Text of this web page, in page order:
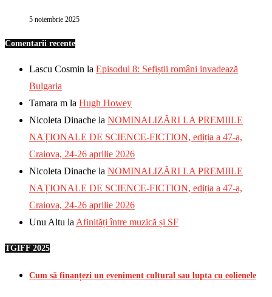
5 noiembrie 2025
Comentarii recente
Lascu Cosmin la Episodul 8: Sefiștii români invadează
Bulgaria
Tamara m la Hugh Howey
Nicoleta Dinache la NOMINALIZĂRI LA PREMIILE
NAȚIONALE DE SCIENCE-FICTION, ediția a 47-a,
Craiova, 24-26 aprilie 2026
Nicoleta Dinache la NOMINALIZĂRI LA PREMIILE
NAȚIONALE DE SCIENCE-FICTION, ediția a 47-a,
Craiova, 24-26 aprilie 2026
Unu Altu la Afinități între muzică și SF
TGIFF 2025
Cum să finanțezi un eveniment cultural sau lupta cu eolienele